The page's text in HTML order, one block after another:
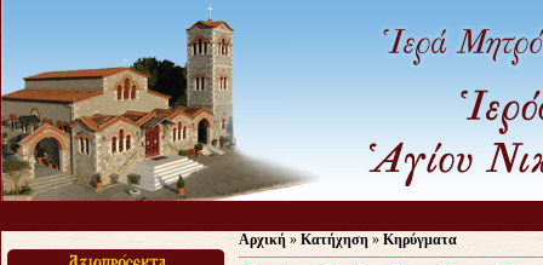
Αρχική » Κατήχηση » Κηρύγματα